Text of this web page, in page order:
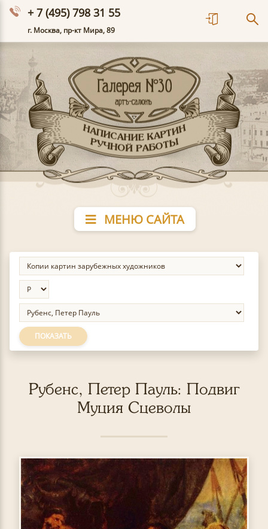
+ 7 (495) 798 31 55
г. Москва, пр-кт Мира, 89
МЕНЮ САЙТА
ПОКАЗАТЬ
Рубенс, Петер Пауль: Подвиг
Муция Сцеволы